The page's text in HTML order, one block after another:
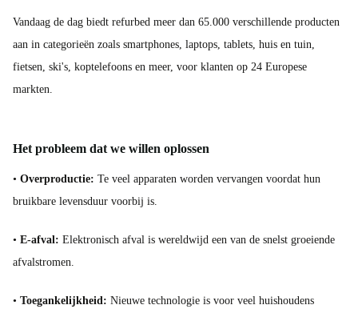
Vandaag de dag biedt refurbed meer dan 65.000 verschillende producten
aan in categorieën zoals smartphones, laptops, tablets, huis en tuin,
fietsen, ski's, koptelefoons en meer, voor klanten op 24 Europese
markten.
Het probleem dat we willen oplossen
• Overproductie: Te veel apparaten worden vervangen voordat hun
bruikbare levensduur voorbij is.
• E-afval: Elektronisch afval is wereldwijd een van de snelst groeiende
afvalstromen.
• Toegankelijkheid: Nieuwe technologie is voor veel huishoudens